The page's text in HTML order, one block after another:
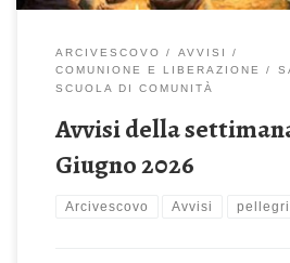
ARCIVESCOVO
AVVISI
COMUNIONE E LIBERAZIONE
SCUOLA DI COMUNITÀ
Avvisi della
Giugno 2026
Arcivescovo Avvisi